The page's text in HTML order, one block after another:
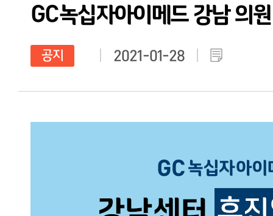
GC녹십자아이메드 강남 의
공지 2021-01-28